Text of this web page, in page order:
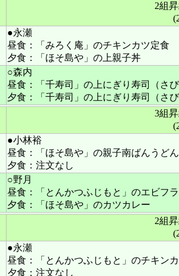
2組
●永瀬
昼食：「みろく庵」のチキンカツ定食
夕食：「ほそ島や」の上親子丼
○森内
昼食：「千寿司」の上にぎり寿司（さ
夕食：「千寿司」の上にぎり寿司（さ
3組
●小林裕
昼食：「ほそ島や」の親子南ばんうどん
夕食：注文なし
○野月
昼食：「とんかつふじもと」のエビフ
夕食：「ほそ島や」のカツカレー
2組
●永瀬
昼食：「とんかつふじもと」のチキン
夕食：注文なし